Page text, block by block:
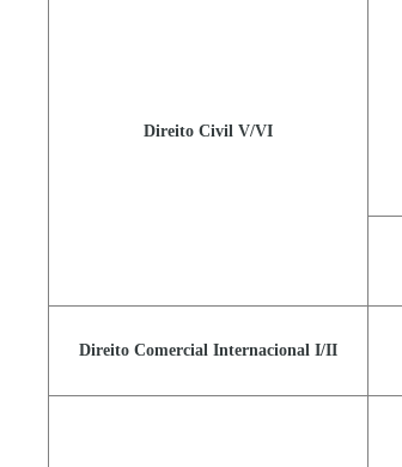
Direito Civil V/VI
Direito Comercial Internacional I/II